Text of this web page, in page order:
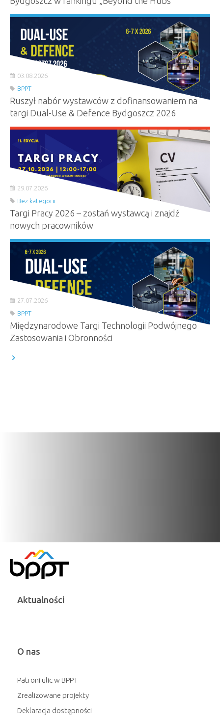
03.08.2026
BPPT
Ruszył nabór wystawców z dofinansowaniem na
targi Dual-Use & Defence Bydgoszcz 2026
29.07.2026
Bez kategorii
Targi Pracy 2026 – zostań wystawcą i znajdź
nowych pracowników
27.07.2026
BPPT
Międzynarodowe Targi Technologii Podwójnego
Zastosowania i Obronności
Aktualności
O nas
Patroni ulic w BPPT
Zrealizowane projekty
Deklaracja dostępności